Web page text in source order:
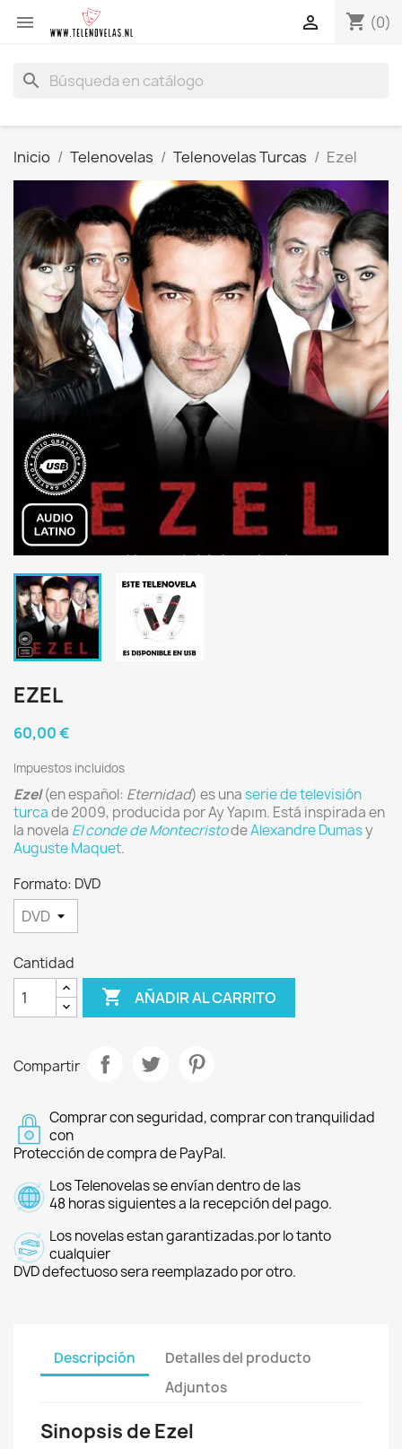
 shopping_cart (0)

search
Inicio Telenovelas Telenovelas Turcas Ezel
EZEL
60,00 €
Impuestos incluidos
Ezel(en español: Eternidad) es unaserie de televisión
turcade 2009, producida por Ay Yapım.​ Está inspirada en
la novela El conde de MontecristodeAlexandre Dumasy
Auguste Maquet.
Formato: DVD
Cantidad
 AÑADIR AL CARRITO
Compartir
Comprar con seguridad, comprar con tranquilidad
con
Protección de compra de PayPal.
Los Telenovelas se envían dentro de las
48 horas siguientes a la recepción del pago.
Los novelas estan garantizadas.por lo tanto
cualquier
DVD defectuoso sera reemplazado por otro.
Descripción
Detalles del producto
Adjuntos
Sinopsis de Ezel